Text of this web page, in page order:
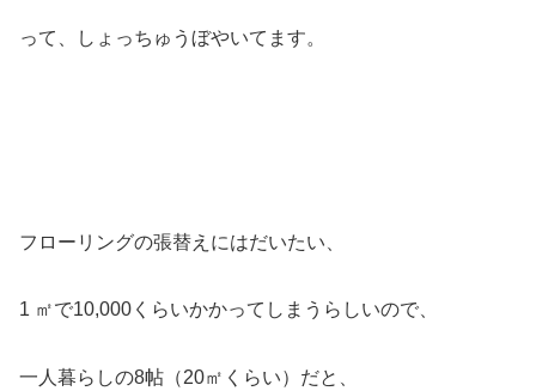
って、しょっちゅうぼやいてます。
フローリングの張替えにはだいたい、
1 ㎡で10,000くらいかかってしまうらしいので、
一人暮らしの8帖（20㎡くらい）だと、